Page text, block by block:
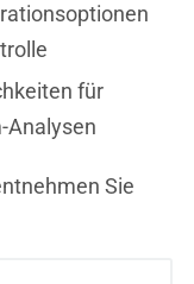
für
Analysen
Sie